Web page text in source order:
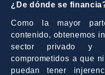
¿De dónde se
Como la mayor
contenido, obtenemos
sector privado y
comprometidos a que
puedan tener